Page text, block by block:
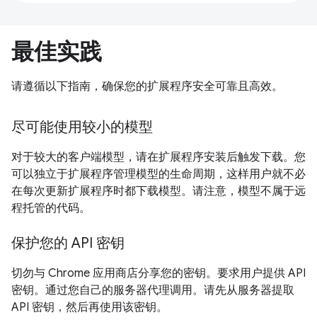
最佳实践
请遵循以下指南，确保您的扩展程序安全可靠且高效。
尽可能使用较小的模型
对于较大的客户端模型，请在扩展程序安装后触发下载。您
可以独立于扩展程序管理模型的生命周期，这样用户就不必
在每次更新扩展程序时都下载模型。请注意，模型不属于远
程托管的代码。
保护您的 API 密钥
切勿与 Chrome 应用商店分享您的密钥。要求用户提供 API
密钥。通过您自己的服务器代理调用。请先从服务器提取
API 密钥，然后再使用该密钥。